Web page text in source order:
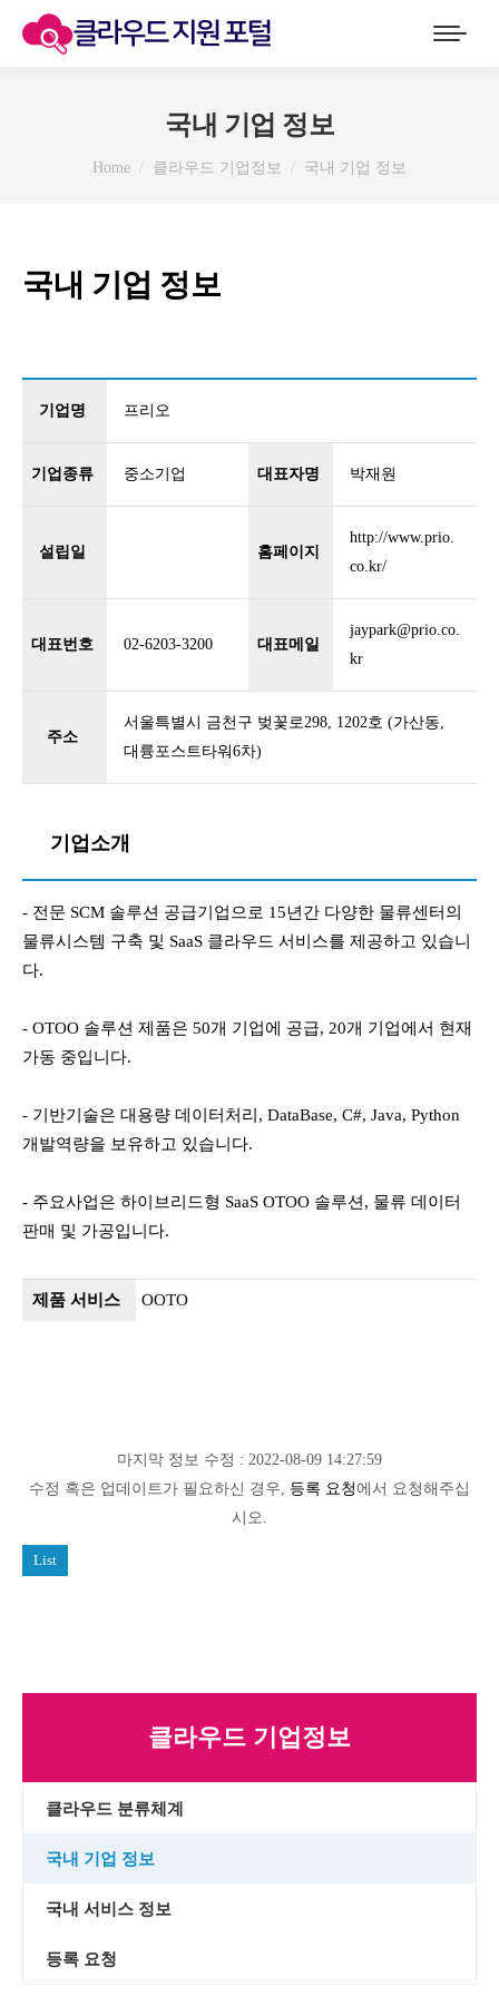
국내 기업 정보
You are here:
Home 클라우드 기업정보 국내 기업 정보
국내 기업 정보
기업명 프리오
기업종류 중소기업 대표자명 박재원
설립일 홈페이지
http://www.prio.
co.kr/
대표번호 02-6203-3200 대표메일
jaypark@prio.co.
kr
주소
서울특별시 금천구 벚꽃로298, 1202호 (가산동,
대륭포스트타워6차)
기업소개
- 전문 SCM 솔루션 공급기업으로 15년간 다양한 물류센터의
물류시스템 구축 및 SaaS 클라우드 서비스를 제공하고 있습니
다.
- OTOO 솔루션 제품은 50개 기업에 공급, 20개 기업에서 현재
가동 중입니다.
- 기반기술은 대용량 데이터처리, DataBase, C#, Java, Python
개발역량을 보유하고 있습니다.
- 주요사업은 하이브리드형 SaaS OTOO 솔루션, 물류 데이터
판매 및 가공입니다.
제품 서비스 OOTO
마지막 정보 수정 : 2022-08-09 14:27:59
수정 혹은 업데이트가 필요하신 경우, 등록 요청에서 요청해주십
시오.
List
클라우드 기업정보
클라우드 분류체계
국내 기업 정보
국내 서비스 정보
등록 요청